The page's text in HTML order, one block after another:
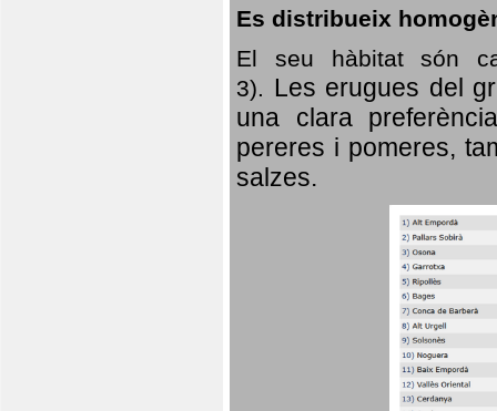
Es distribueix
El seu hàbitat són
3). Les erugues del
una clara
pereres i pomeres,
salzes.